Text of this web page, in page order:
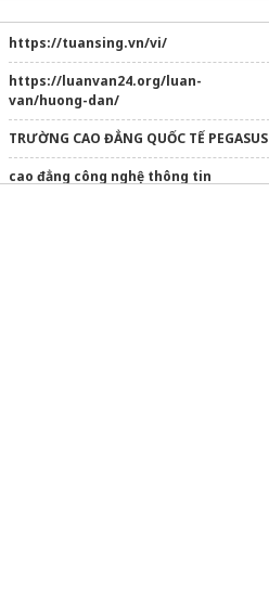
https://tuansing.vn/vi/
https://luanvan24.org/luan-
van/huong-dan/
TRƯỜNG CAO ĐẲNG QUỐC TẾ PEGASUS
cao đẳng công nghệ thông tin